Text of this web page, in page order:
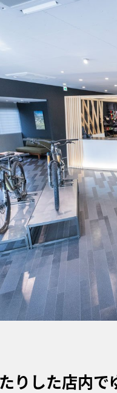
りした店内で